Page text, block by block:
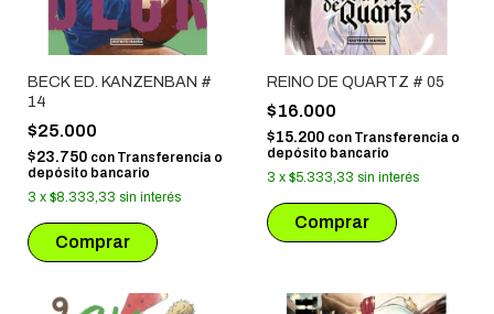
BECK ED. KANZENBAN #
14
$25.000
$23.750 con Transferencia o
depósito bancario
3 x $8.333,33 sin interés
REINO DE QUARTZ # 05
$16.000
$15.200 con Transferencia o
depósito bancario
3 x $5.333,33 sin interés